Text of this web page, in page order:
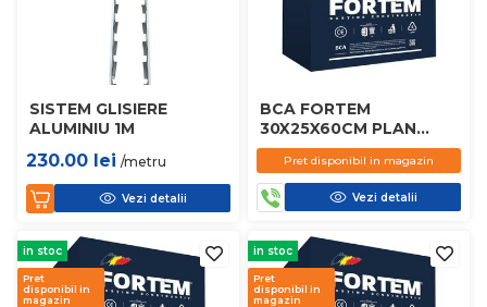
SISTEM GLISIERE
ALUMINIU 1M
230.00 lei /metru
Vezi detalii
BCA FORTEM
30X25X60CM PLAN
D450
Pret disponibil in magazin
Vezi detalii
in stoc
Pret
disponibil in
magazin
in stoc
Pret
disponibil in
magazin